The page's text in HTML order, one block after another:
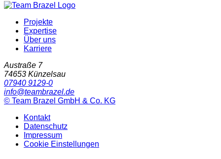
Projekte
Expertise
Über uns
Karriere
Austraße 7
74653 Künzelsau
07940 9129-0
info@teambrazel.de
© Team Brazel GmbH & Co. KG
Kontakt
Datenschutz
Impressum
Cookie Einstellungen